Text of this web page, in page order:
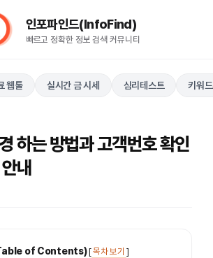
인포파인드(InfoFind)​​​​
빠르고 정확한 정보 검색 커뮤니티
웹툴 실시간 금 시세 심리테스트 키워
하는 방법과 고객번호 확인
내
of Contents)[목차 보기 ]